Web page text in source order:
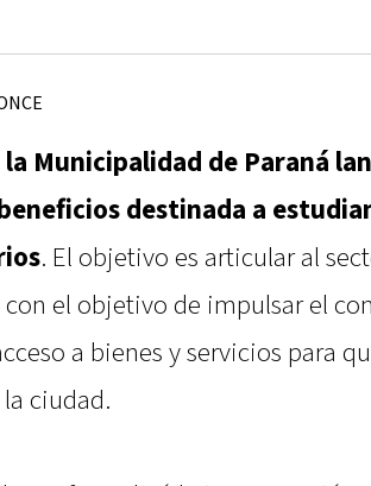
Municipalidad de Paraná
destinada a
. El objetivo es articular al
el objetivo de impulsar el
a bienes y servicios para
ciudad.